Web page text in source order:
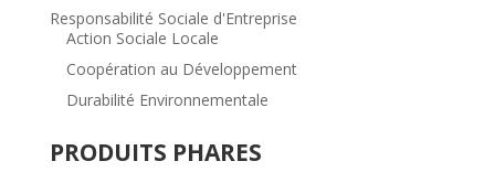
Responsabilité Sociale d'Entreprise
Action Sociale Locale
Coopération au Développement
Durabilité Environnementale
PRODUITS PHARES